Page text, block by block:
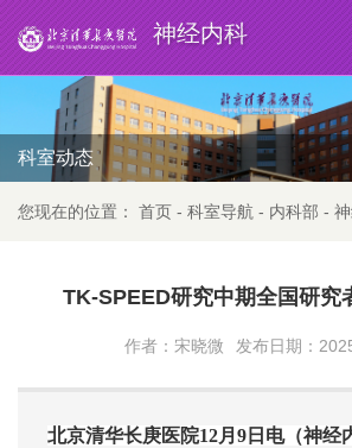
神经内科
科室动态
您现在的位置： 首页 - 科室导航 - 内科部 -
TK-SPEED研究中期全国研究
作者：宋晓微 发布日期：
北京清华长庚医院12月9 日电（神经